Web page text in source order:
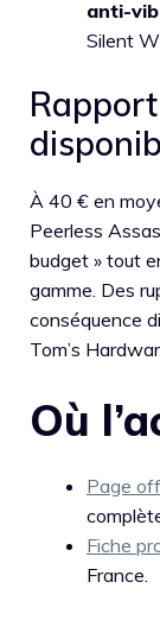
anti-
Silent
À 40 € en
Peerless
budget » tout
gamme. Des
conséquence
Tom’s
Où
Page
Fiche
France.